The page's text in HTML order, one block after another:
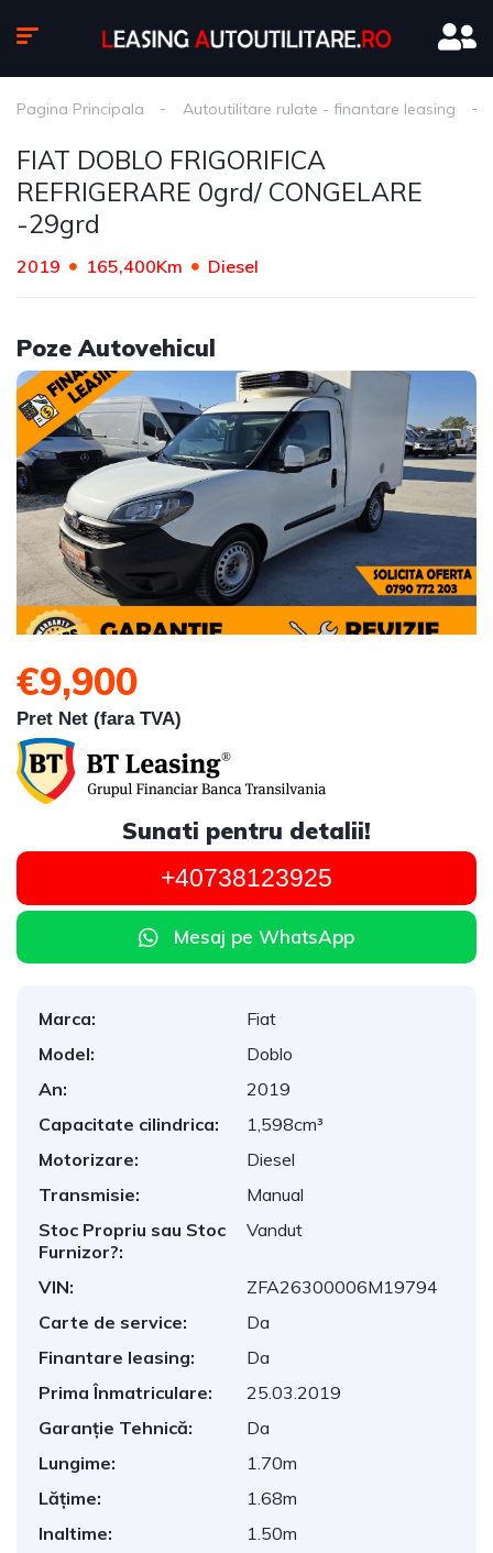
Pagina Principala Autoutilitare rulate - finantare leasing
FIAT DOBLO FRIGORIFICA
REFRIGERARE 0grd/ CONGELARE
-29grd
2019 165,400Km Diesel
Poze Autovehicul
€9,900
Pret Net (fara TVA)
Sunati pentru detalii!
+40738123925
Mesaj pe WhatsApp
Marca:
Fiat
Model:
Doblo
An:
2019
Capacitate cilindrica:
1,598cm³
Motorizare:
Diesel
Transmisie:
Manual
Stoc Propriu sau Stoc
Furnizor?:
Vandut
VIN:
ZFA26300006M19794
Carte de service:
Da
Finantare leasing:
Da
Prima Înmatriculare:
25.03.2019
Garanție Tehnică:
Da
Lungime:
1.70m
Lățime:
1.68m
Inaltime:
1.50m